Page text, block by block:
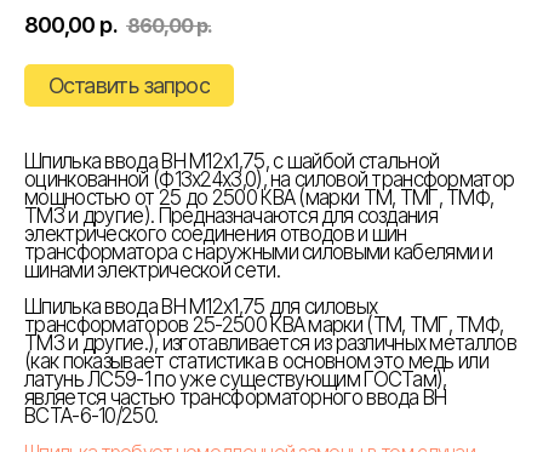
800,00 р. 860,00р.
Оставить запрос
Шпилька ввода ВН М12х1,75, с шайбой стальной
оцинкованной (Ф13х24х3,0), на силовой трансформатор
мощностью от 25 до 2500 КВА (марки ТМ, ТМГ, ТМФ,
ТМЗ и другие). Предназначаются для создания
электрического соединения отводов и шин
трансформатора с наружными силовыми кабелями и
шинами электрической сети.
Шпилька ввода ВН М12х1,75 для силовых
трансформаторов 25-2500 КВА марки (ТМ, ТМГ, ТМФ,
ТМЗ и другие.), изготавливается из различных металлов
(как показывает статистика в основном это медь или
латунь ЛС59-1 по уже существующим ГОСТам),
является частью трансформаторного ввода ВН
ВСТА-6-10/250.